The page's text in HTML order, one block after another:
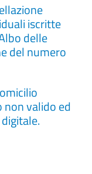
iscritte
delle
del numero
non valido ed